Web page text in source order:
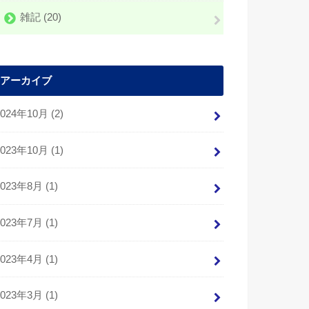
雑記 (20)
アーカイブ
年10月 (2)
年10月 (1)
年8月 (1)
年7月 (1)
年4月 (1)
年3月 (1)